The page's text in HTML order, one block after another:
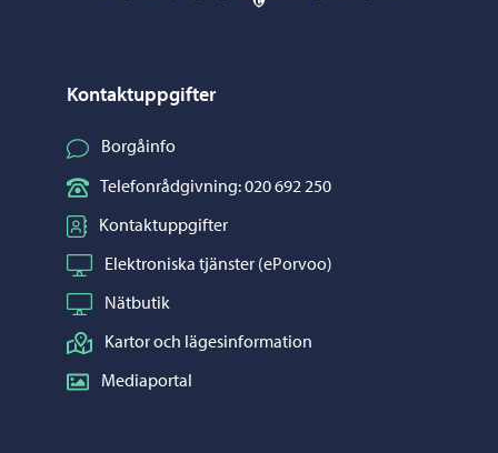
Kontaktuppgifter
Borgåinfo
Telefonrådgivning: 020 692 250
Kontaktuppgifter
Elektroniska tjänster (ePorvoo)
Nätbutik
Kartor och lägesinformation
Mediaportal